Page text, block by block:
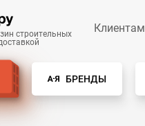
строительных
Клиентам
БРЕНДЫ